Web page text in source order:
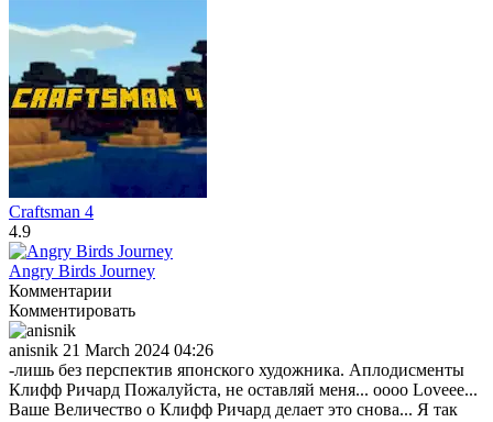
Craftsman 4
4.9
Angry Birds Journey
Комментарии
Комментировать
anisnik 21 March 2024 04:26
-лишь без перспектив японского художника. Аплодисменты
Клифф Ричард Пожалуйста, не оставляй меня... оооо Loveee...
Ваше Величество о Клифф Ричард делает это снова... Я так